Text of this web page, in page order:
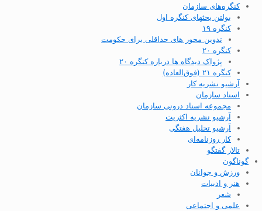
کنگره‌های سازمان
بولتن بحثهای کنگره اول
کنگره ۱۹
تدوین محور های حداقلی برای حکومت
کنگره ۲۰
پژواک دیدگاه ها درباره کنگره ۲۰
کنگره ۲۱ (فوق‌العاده)
آرشیو نشریه کار
اسناد سازمان
مجموعه اسناد درونی سازمان
آرشیو نشریه اکثریت
آرشیو تحلیل هفتگی
کار روزنامه‌ای
تالار گفتگو
گوناگون
ورزش و جوانان
هنر و ادبیات
شعر
علمی و اجتماعی